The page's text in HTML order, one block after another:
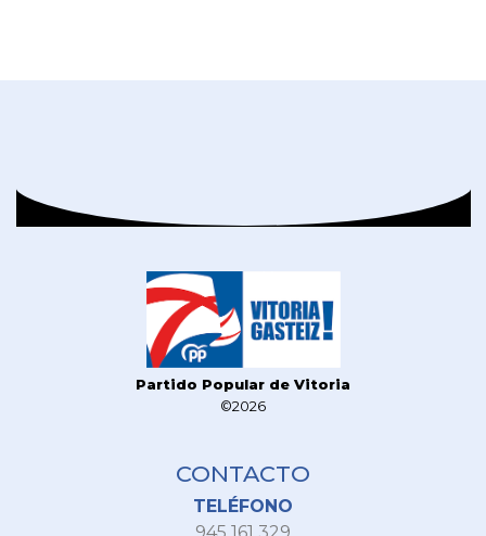
Partido Popular de Vitoria
©2026
CONTACTO
TELÉFONO